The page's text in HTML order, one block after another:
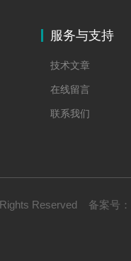
服务与支持
技术文章
在线留言
联系我们
Reserved 备案号：